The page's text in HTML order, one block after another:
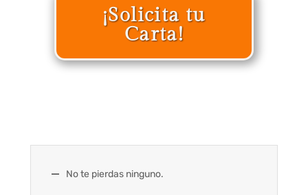
¡Solicita tu
Carta!
No te pierdas ninguno.